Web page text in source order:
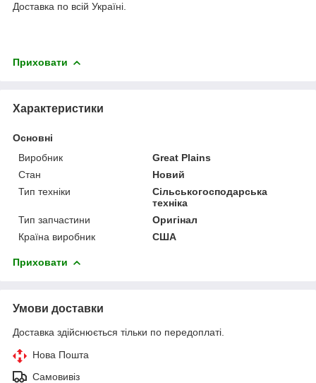
Доставка по всій Україні.
Приховати
Характеристики
Основні
Виробник
Great Plains
Стан
Новий
Тип техніки
Сільськогосподарська
техніка
Тип запчастини
Оригінал
Країна виробник
США
Приховати
Умови доставки
Доставка здійснюється тільки по передоплаті.
Нова Пошта
Самовивіз